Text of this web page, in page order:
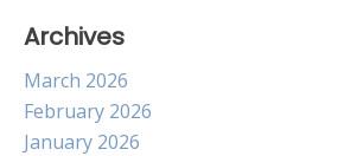
Archives
March 2026
February 2026
January 2026